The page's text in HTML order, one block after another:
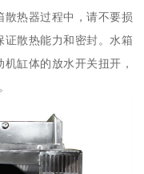
散热器过程中，请不要损
证散热能力和密封。水箱
缸体的放水开关扭开，